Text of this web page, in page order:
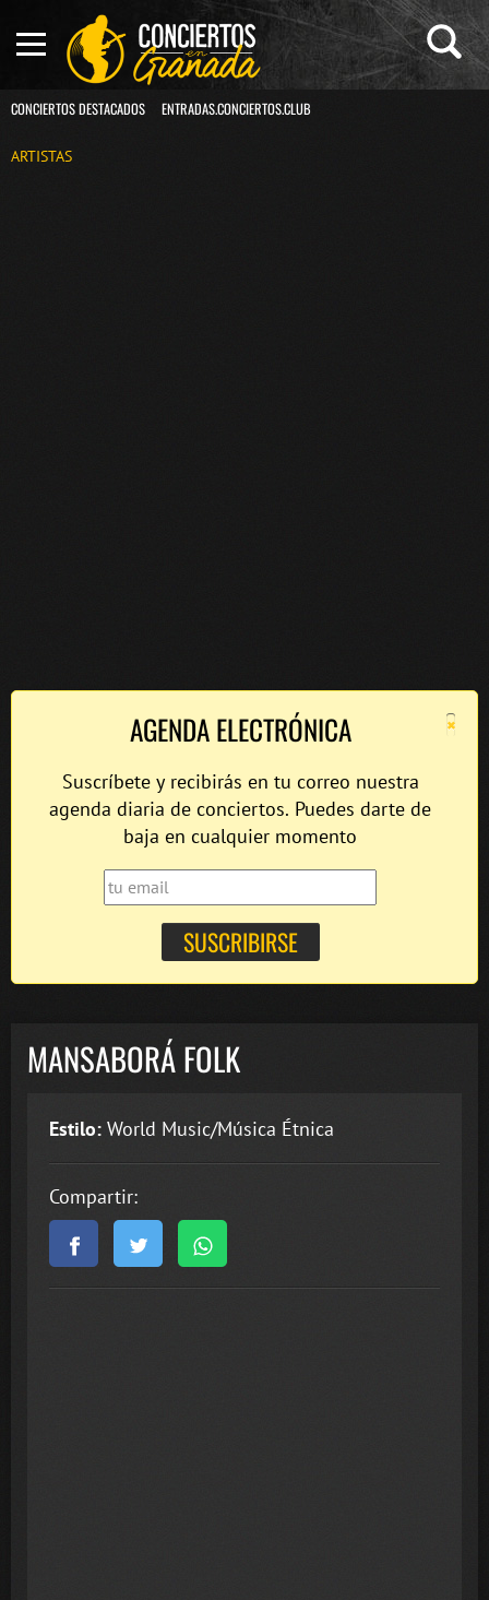
CONCIERTOS DESTACADOS ENTRADAS.CONCIERTOS.CLUB
ARTISTAS
×
AGENDA ELECTRÓNICA
Suscríbete y recibirás en tu correo nuestra
agenda diaria de conciertos. Puedes darte de
baja en cualquier momento
MANSABORÁ FOLK
Estilo: World Music/Música Étnica
Compartir: